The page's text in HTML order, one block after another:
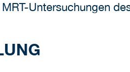
Untersuchungen